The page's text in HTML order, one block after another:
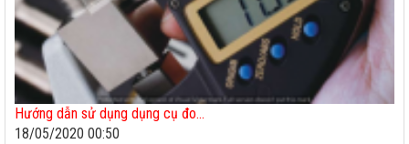
Hướng dẫn sử dụng dụng cụ đo...
18/05/2020 00:50